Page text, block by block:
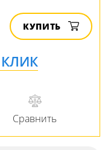
КУПИТЬ